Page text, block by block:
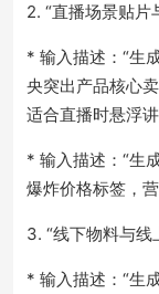
2. “直播场景贴片
* 输入描述：“生
央突出产品核心
适合直播时悬浮讲
* 输入描述：“生
爆炸价格标签，
3. “线下物料与线
* 输入描述：“生